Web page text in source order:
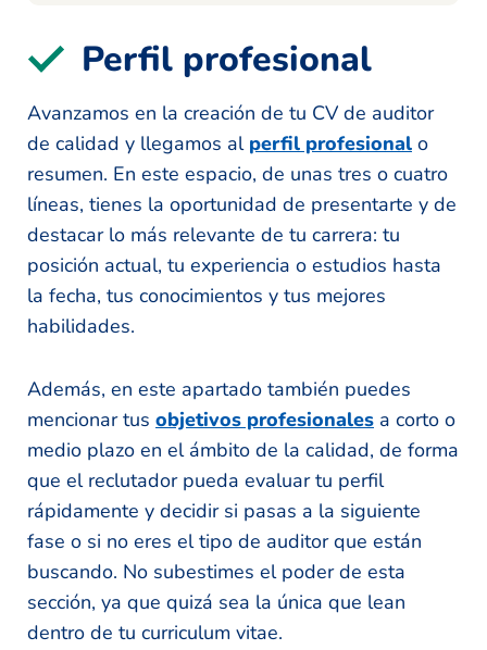
Perfil profesional
Avanzamos en la creación de tu CV de auditor
de calidad y llegamos al perfil profesional o
resumen. En este espacio, de unas tres o cuatro
líneas, tienes la oportunidad de presentarte y de
destacar lo más relevante de tu carrera: tu
posición actual, tu experiencia o estudios hasta
la fecha, tus conocimientos y tus mejores
habilidades.
Además, en este apartado también puedes
mencionar tus objetivos profesionales a corto o
medio plazo en el ámbito de la calidad, de forma
que el reclutador pueda evaluar tu perfil
rápidamente y decidir si pasas a la siguiente
fase o si no eres el tipo de auditor que están
buscando. No subestimes el poder de esta
sección, ya que quizá sea la única que lean
dentro de tu curriculum vitae.